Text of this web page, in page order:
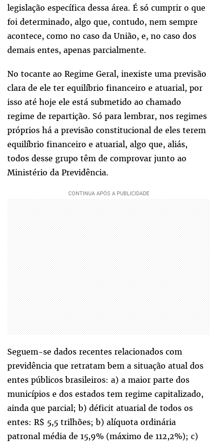
legislação específica dessa área. É só cumprir o que
foi determinado, algo que, contudo, nem sempre
acontece, como no caso da União, e, no caso dos
demais entes, apenas parcialmente.
No tocante ao Regime Geral, inexiste uma previsão
clara de ele ter equilíbrio financeiro e atuarial, por
isso até hoje ele está submetido ao chamado
regime de repartição. Só para lembrar, nos regimes
próprios há a previsão constitucional de eles terem
equilíbrio financeiro e atuarial, algo que, aliás,
todos desse grupo têm de comprovar junto ao
Ministério da Previdência.
Seguem-se dados recentes relacionados com
previdência que retratam bem a situação atual dos
entes públicos brasileiros: a) a maior parte dos
municípios e dos estados tem regime capitalizado,
ainda que parcial; b) déficit atuarial de todos os
entes: R$ 5,5 trilhões; b) alíquota ordinária
patronal média de 15,9% (máximo de 112,2%); c)